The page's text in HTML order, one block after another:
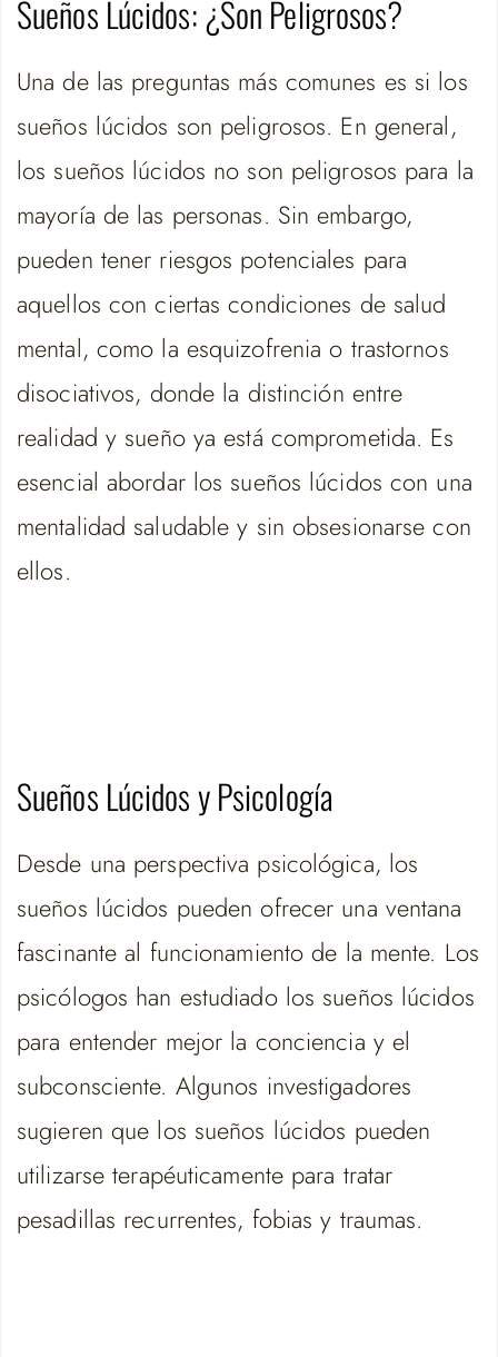
Sueños Lúcidos: ¿Son Peligrosos?
Una de las preguntas más comunes es si los
sueños lúcidos son peligrosos. En general,
los sueños lúcidos no son peligrosos para la
mayoría de las personas. Sin embargo,
pueden tener riesgos potenciales para
aquellos con ciertas condiciones de salud
mental, como la esquizofrenia o trastornos
disociativos, donde la distinción entre
realidad y sueño ya está comprometida. Es
esencial abordar los sueños lúcidos con una
mentalidad saludable y sin obsesionarse con
ellos.
Sueños Lúcidos y Psicología
Desde una perspectiva psicológica, los
sueños lúcidos pueden ofrecer una ventana
fascinante al funcionamiento de la mente. Los
psicólogos han estudiado los sueños lúcidos
para entender mejor la conciencia y el
subconsciente. Algunos investigadores
sugieren que los sueños lúcidos pueden
utilizarse terapéuticamente para tratar
pesadillas recurrentes, fobias y traumas.